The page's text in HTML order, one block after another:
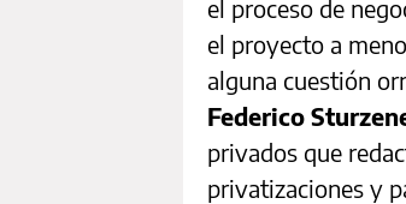
el proceso de
el proyecto a
alguna cuestión
Federico
privados que
privatizaciones y